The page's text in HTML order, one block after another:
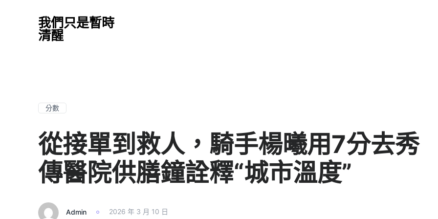
我們只是暫時
清醒
分數
從接單到救人，騎手楊曦用7分去秀
傳醫院供膳鐘詮釋“城市溫度”
Admin 2026 年 3 月 10 日